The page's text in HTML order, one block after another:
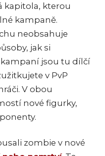
kapitola, kterou
kampaně.
neobsahuje
jak si
jsou tu dílčí
v PvP
V obou
nové figurky,
zombie v nové